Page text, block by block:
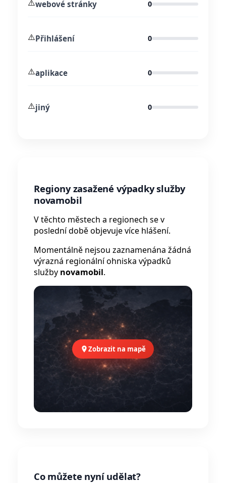
⚠️webové stránky 0
⚠️Přihlášení 0
⚠️aplikace 0
⚠️jiný 0
Regiony zasažené výpadky služby
novamobil
V těchto městech a regionech se v
poslední době objevuje více hlášení.
Momentálně nejsou zaznamenána žádná
výrazná regionální ohniska výpadků
služby novamobil.
Zobrazit na mapě
Co můžete nyní udělat?